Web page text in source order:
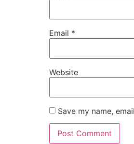
Email *
Website
Save my name,